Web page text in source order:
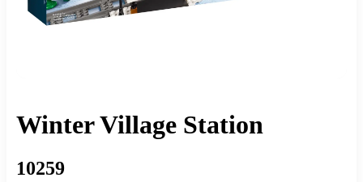
Winter Village Station
10259